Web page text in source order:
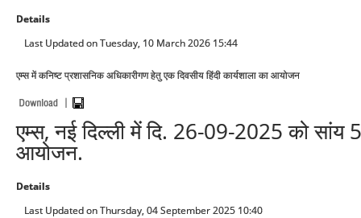
Details
Last Updated on Tuesday, 10 March 2026 15:44
एम्स में कनिष्ट प्रशासनिक अधिकारीगण हेतु एक दिवसीय हिंदी कार्यशाला का आयोजन
एम्स, नई दिल्ली में दि. 26-09-2025 को सांय
आयोजन.
Details
Last Updated on Thursday, 04 September 2025 10:40